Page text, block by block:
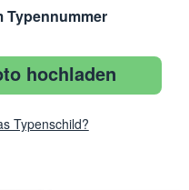
Typennummer
hochladen
Typenschild?